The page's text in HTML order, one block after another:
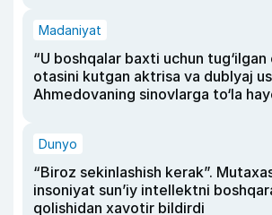
Madaniyat
“U boshqalar baxti uchun tug‘ilgan
otasini kutgan aktrisa va dublyaj
Ahmedovaning sinovlarga to‘la
Dunyo
“Biroz sekinlashish kerak”.
insoniyat sun’iy intellektni
qolishidan xavotir bildirdi